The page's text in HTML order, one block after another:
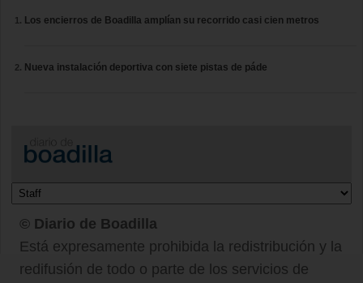
Los encierros de Boadilla amplían su recorrido casi cien metros
Nueva instalación deportiva con siete pistas de páde
© Diario de Boadilla
Está expresamente prohibida la redistribución y la
redifusión de todo o parte de los servicios de